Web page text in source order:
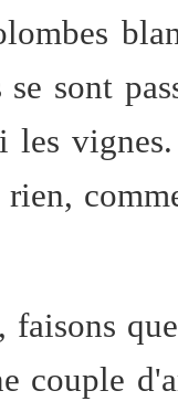
se sont
les
faisons
couple